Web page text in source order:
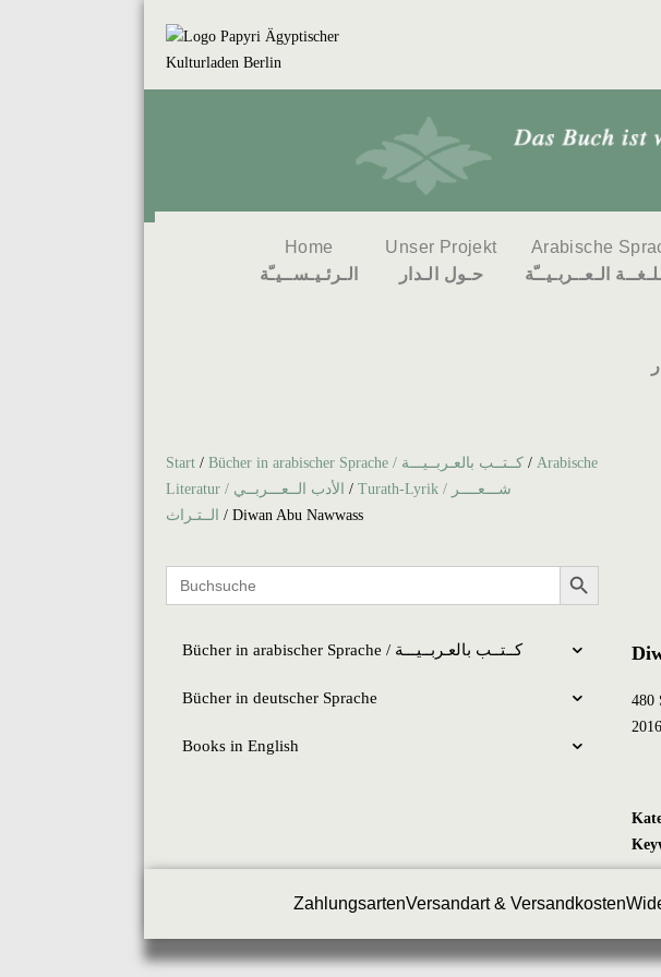
Home
الـرئـيـســيـّة
Unser Projekt
حـول الـدار
Arabische
الـعــربـيــّة
Start / Bücher in arabischer Sprache / كــتــب بالعـربــیـــة / Arabische
Literatur / الأدب الــعـــربــي / Turath-Lyrik / شـــعــــر
الــتـراث
/ Diwan Abu Nawwass
Search
for:
Search Button
Bücher in arabischer Sprache / كــتــب بالعـربــیـــة
Bücher in deutscher Sprache
Books in English
480
2016
ZahlungsartenVersandart & Versandkosten